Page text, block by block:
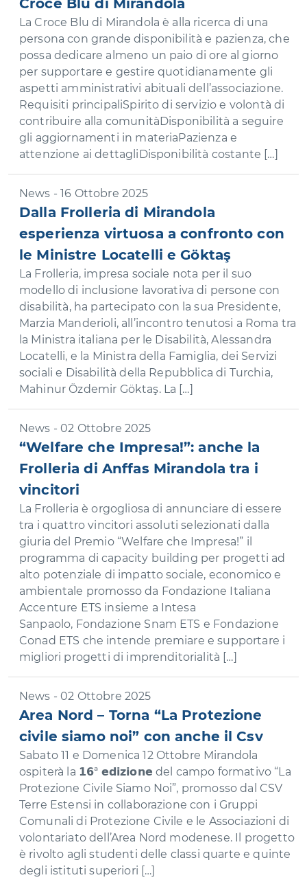
Croce Blu di Mirandola
La Croce Blu di Mirandola è alla ricerca di una
persona con grande disponibilità e pazienza, che
possa dedicare almeno un paio di ore al giorno
per supportare e gestire quotidianamente gli
aspetti amministrativi abituali dell’associazione.
Requisiti principaliSpirito di servizio e volontà di
contribuire alla comunitàDisponibilità a seguire
gli aggiornamenti in materiaPazienza e
attenzione ai dettagliDisponibilità costante […]
News - 16 Ottobre 2025
Dalla Frolleria di Mirandola
esperienza virtuosa a confronto con
le Ministre Locatelli e Göktaş
La Frolleria, impresa sociale nota per il suo
modello di inclusione lavorativa di persone con
disabilità, ha partecipato con la sua Presidente,
Marzia Manderioli, all’incontro tenutosi a Roma tra
la Ministra italiana per le Disabilità, Alessandra
Locatelli, e la Ministra della Famiglia, dei Servizi
sociali e Disabilità della Repubblica di Turchia,
Mahinur Özdemir Göktaş. La […]
News - 02 Ottobre 2025
“Welfare che Impresa!”: anche la
Frolleria di Anffas Mirandola tra i
vincitori
La Frolleria è orgogliosa di annunciare di essere
tra i quattro vincitori assoluti selezionati dalla
giuria del Premio “Welfare che Impresa!” il
programma di capacity building per progetti ad
alto potenziale di impatto sociale, economico e
ambientale promosso da Fondazione Italiana
Accenture ETS insieme a Intesa
Sanpaolo, Fondazione Snam ETS e Fondazione
Conad ETS che intende premiare e supportare i
migliori progetti di imprenditorialità […]
News - 02 Ottobre 2025
Area Nord – Torna “La Protezione
civile siamo noi” con anche il Csv
Sabato 11 e Domenica 12 Ottobre Mirandola
ospiterà la 𝟭𝟲ª 𝗲𝗱𝗶𝘇𝗶𝗼𝗻𝗲 del campo formativo “La
Protezione Civile Siamo Noi”, promosso dal CSV
Terre Estensi in collaborazione con i Gruppi
Comunali di Protezione Civile e le Associazioni di
volontariato dell’Area Nord modenese. Il progetto
è rivolto agli studenti delle classi quarte e quinte
degli istituti superiori […]